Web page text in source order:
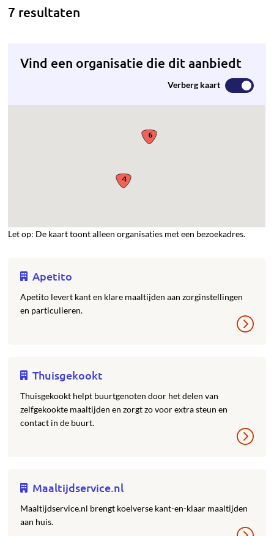
7 resultaten
Vind een organisatie die dit aanbiedt
Verberg kaart
Let op: De kaart toont alleen organisaties met een bezoekadres.
Apetito
Apetito levert kant en klare maaltijden aan zorginstellingen
en particulieren.
Thuisgekookt
Thuisgekookt helpt buurtgenoten door het delen van
zelfgekookte maaltijden en zorgt zo voor extra steun en
contact in de buurt.
Maaltijdservice.nl
Maaltijdservice.nl brengt koelverse kant-en-klaar maaltijden
aan huis.